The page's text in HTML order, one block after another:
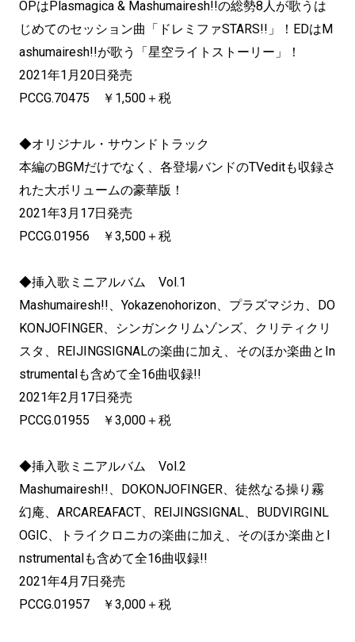
OPはPlasmagica & Mashumairesh!!の総勢8人が歌うは
じめてのセッション曲「ドレミファSTARS!!」！EDはM
ashumairesh!!が歌う「星空ライトストーリー」！
2021年1月20日発売
PCCG.70475 ￥1,500＋税
◆オリジナル・サウンドトラック
本編のBGMだけでなく、各登場バンドのTVeditも収録さ
れた大ボリュームの豪華版！
2021年3月17日発売
PCCG.01956 ￥3,500＋税
◆挿入歌ミニアルバム Vol.1
Mashumairesh!!、Yokazenohorizon、プラズマジカ、DO
KONJOFINGER、シンガンクリムゾンズ、クリティクリ
スタ、REIJINGSIGNALの楽曲に加え、そのほか楽曲とIn
strumentalも含めて全16曲収録!!
2021年2月17日発売
PCCG.01955 ￥3,000＋税
◆挿入歌ミニアルバム Vol.2
Mashumairesh!!、DOKONJOFINGER、徒然なる操り霧
幻庵、ARCAREAFACT、REIJINGSIGNAL、BUDVIRGINL
OGIC、トライクロニカの楽曲に加え、そのほか楽曲とI
nstrumentalも含めて全16曲収録!!
2021年4月7日発売
PCCG.01957 ￥3,000＋税